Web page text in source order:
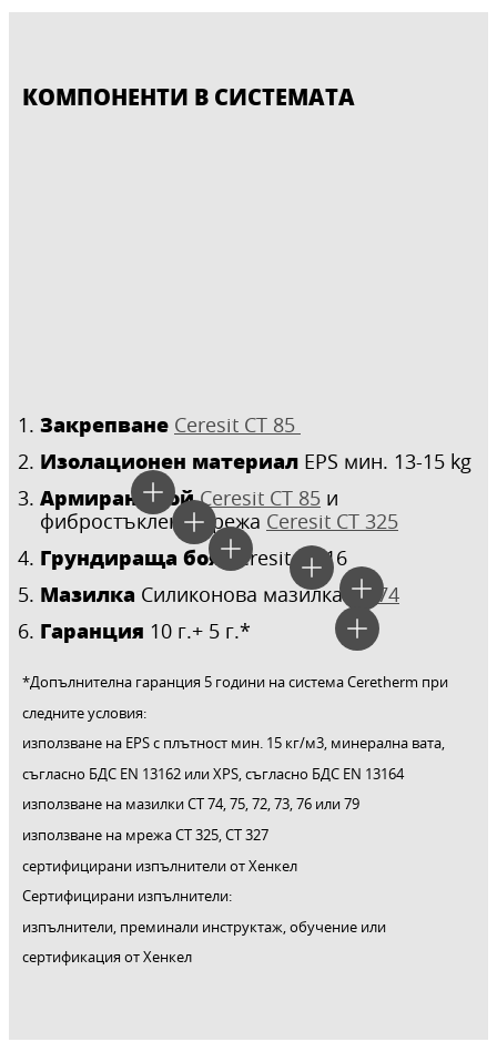
КОМПОНЕНТИ В СИСТЕМАТА
Закрепване Cеresit CT 85
Изолационен материал EPS мин. 13-15 kg
Армиран слой Ceresit CT 85 и
фибростъклена мрежа Ceresit CT 325
Грундираща боя Ceresit CT 16
Мазилка Силиконова мазилка CT 74
Гаранция 10 г.+ 5 г.*
*Допълнителна гаранция 5 години на система Ceretherm при
следните условия:
използване на EPS с плътност мин. 15 кг/м3, минерална вата,
съгласно БДС ЕN 13162 или XPS, съгласно БДС ЕN 13164
използване на мазилки CT 74, 75, 72, 73, 76 или 79
използване на мрежа СТ 325, СТ 327
сертифицирани изпълнители от Хенкел
Сертифицирани изпълнители:
изпълнители, преминали инструктаж, обучение или
сертификация от Хенкел